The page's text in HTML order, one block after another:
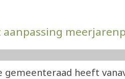
gemeenteraad heeft